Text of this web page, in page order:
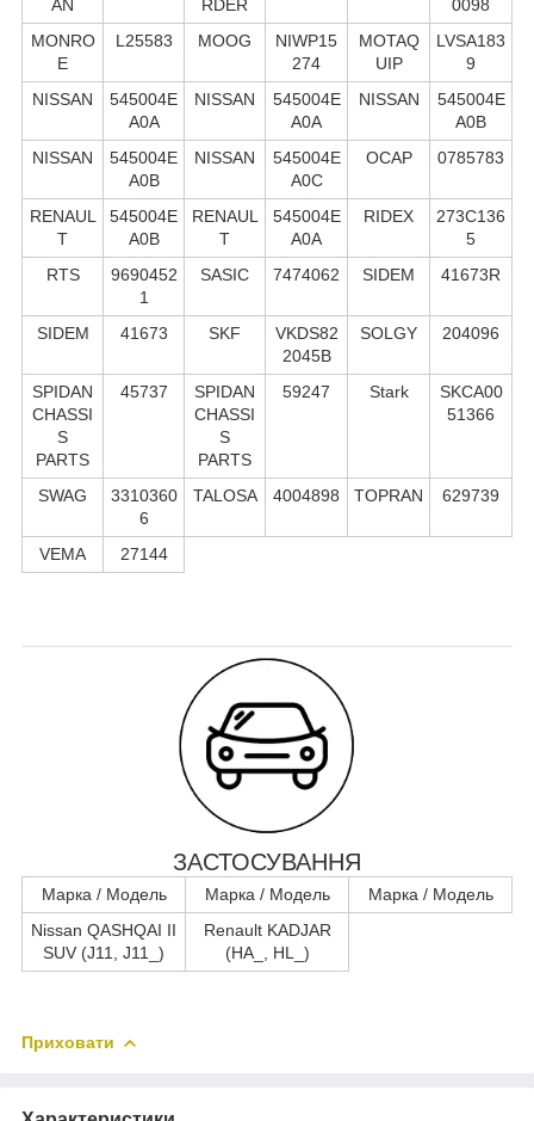
AN
RDER
0098
MONRO
E
L25583 MOOG
NIWP15
274
MOTAQ
UIP
LVSA183
9
NISSAN
545004E
A0A
NISSAN
545004E
A0A
NISSAN
545004E
A0B
NISSAN
545004E
A0B
NISSAN
545004E
A0C
OCAP 0785783
RENAUL
T
545004E
A0B
RENAUL
T
545004E
A0A
RIDEX
273C136
5
RTS
9690452
1
SASIC 7474062 SIDEM 41673R
SIDEM 41673 SKF
VKDS82
2045B
SOLGY 204096
SPIDAN
CHASSI
S
PARTS
45737
SPIDAN
CHASSI
S
PARTS
59247 Stark
SKCA00
51366
SWAG
3310360
6
TALOSA 4004898 TOPRAN 629739
VEMA 27144
ЗАСТОСУВАННЯ
Марка / Модель Марка / Модель
Марка / Модель
Nissan QASHQAI II
SUV (J11, J11_)
Renault KADJAR
(HA_, HL_)
Приховати